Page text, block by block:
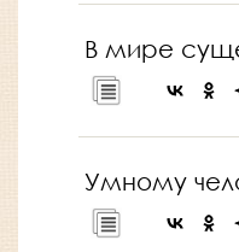
В мире
Умному